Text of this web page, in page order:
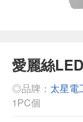
愛麗絲
◎品牌： 太星電
1PC個